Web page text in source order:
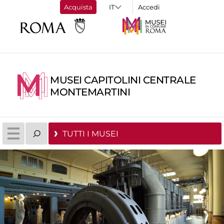
Acquista Accedi
MUSEI CAPITOLINI CENTRALE
MONTEMARTINI
TUTTI I MUSEI